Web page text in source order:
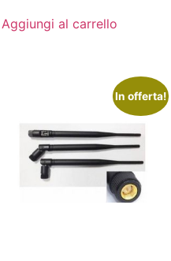
Aggiungi al carrello
In offerta!